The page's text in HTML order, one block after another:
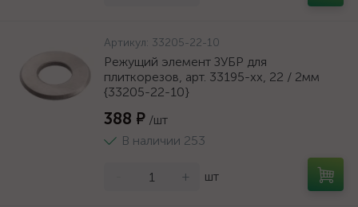
Артикул: 33205-22-10
Режущий элемент ЗУБР для
плиткорезов, арт. 33195-хх, 22 / 2мм
{33205-22-10}
388 ₽ /шт
В наличии 253
+ шт